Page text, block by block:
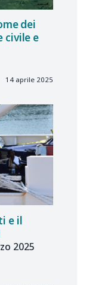
dei
civile e
14 aprile 2025
e il
2025